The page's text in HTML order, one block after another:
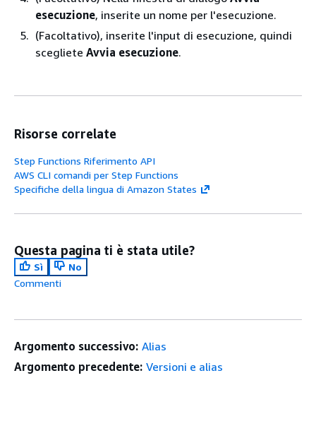
esecuzione, inserite un nome per l'esecuzione.
(Facoltativo), inserite l'input di esecuzione, quindi
scegliete Avvia esecuzione.
Risorse correlate
Step Functions Riferimento API
AWS CLI comandi per Step Functions
Specifiche della lingua di Amazon States
Questa pagina ti è stata utile?
Sì
No
Commenti
Argomento successivo: Alias
Argomento precedente: Versioni e alias